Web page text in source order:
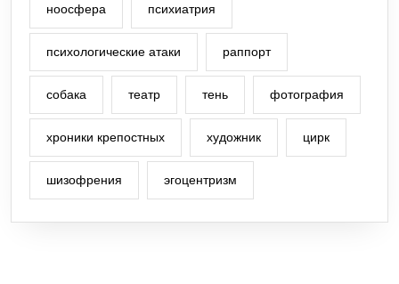
ноосфера психиатрия
психологические атаки раппорт
собака театр тень фотография
хроники крепостных художник цирк
шизофрения эгоцентризм